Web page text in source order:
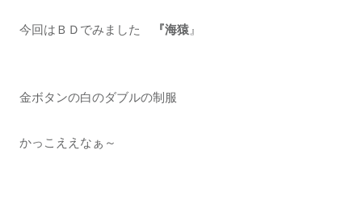
今回はＢＤでみました 『海猿』
金ボタンの白のダブルの制服
かっこええなぁ～